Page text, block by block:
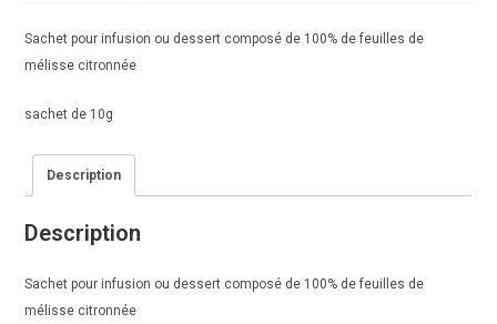
Sachet pour infusion ou dessert composé de 100% de feuilles de
mélisse citronnée
sachet de 10g
Description
Description
Sachet pour infusion ou dessert composé de 100% de feuilles de
mélisse citronnée